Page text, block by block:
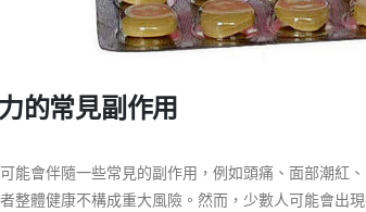
的常見副作用
能會伴隨一些常見的副作用，例如頭痛、面部潮紅
整體健康不構成重大風險。然而，少數人可能會出